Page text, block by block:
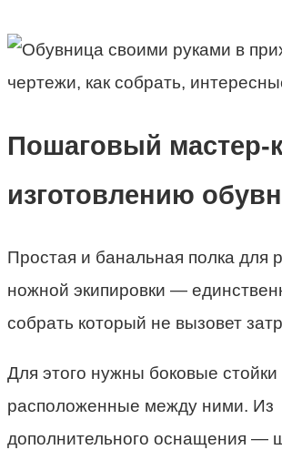
Пошаговый мастер-
изготовлению
Простая и банальная полка для
ножной экипировки —
собрать который не вызовет
Для этого нужны боковые стойки
расположенные между ними. Из
дополнительного оснащения —